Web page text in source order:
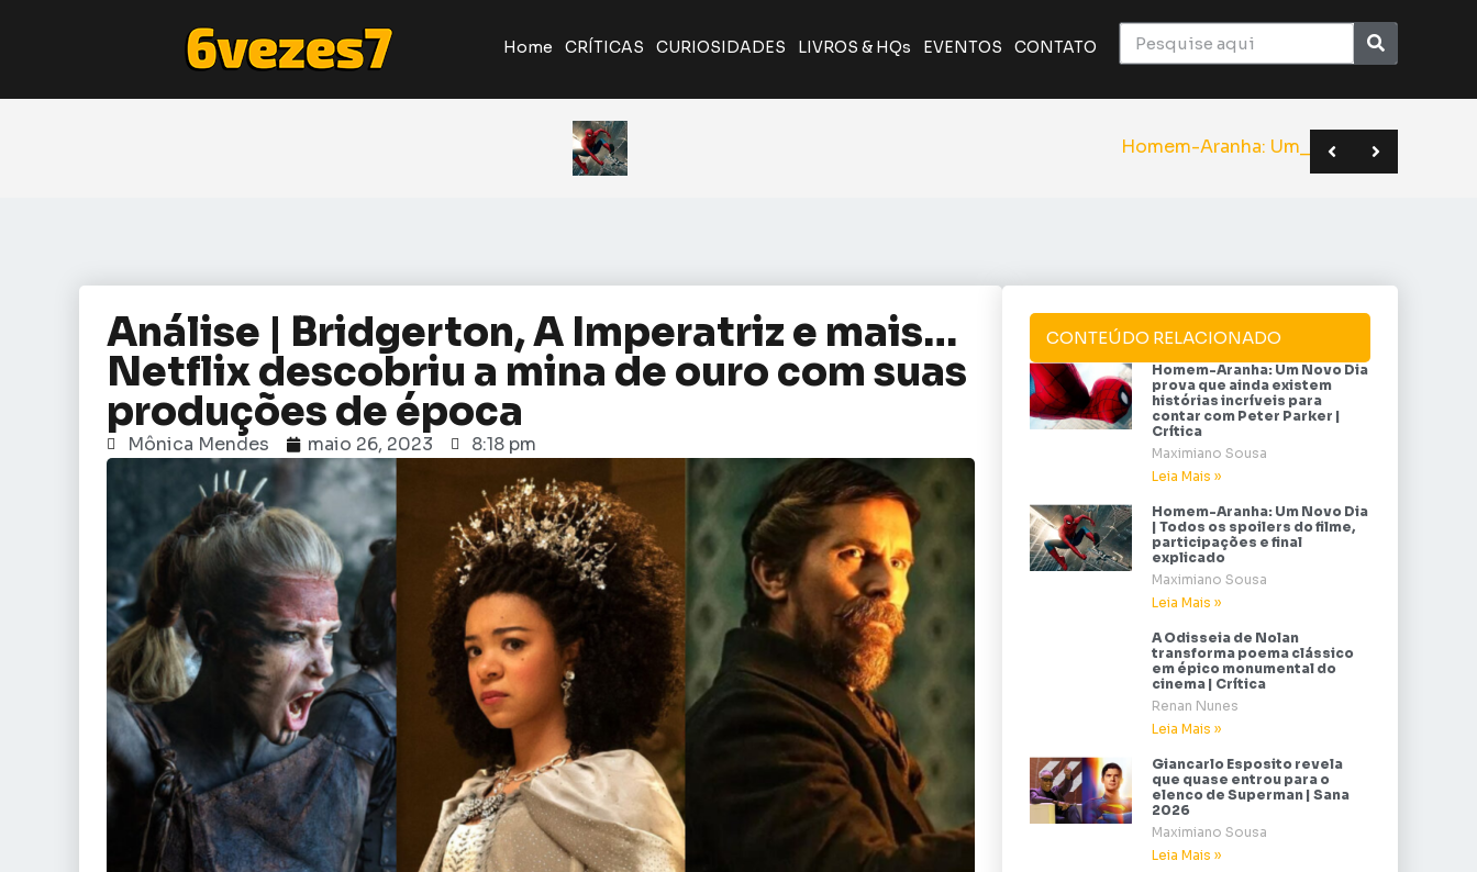
Home CRÍTICAS CURIOSIDADES LIVROS & HQs EVENTOS CONTATO
Homem-Aranha: Um Novo Dia | Todos os spoilers do filme, participa
A Odisseia de Nolan transforma poema clássico em épico monumental do cinema | Crítica
Giancarlo Esposito revela que quase entrou para o elenco de Superman | Sana 2026
Yu Yu Hakusho será relançado pela JBC em novo formato | Anime Friends
Análise | Bridgerton, A Imperatriz e mais…
Netflix descobriu a mina de ouro com suas
produções de época
Mônica Mendes maio 26, 2023 8:18 pm
CONTEÚDO RELACIONADO
Homem-Aranha: Um Novo Dia
prova que ainda existem
histórias incríveis para
contar com Peter Parker |
Crítica
Maximiano Sousa
Leia Mais »
Homem-Aranha: Um Novo Dia
| Todos os spoilers do filme,
participações e final
explicado
Maximiano Sousa
Leia Mais »
A Odisseia de Nolan
transforma poema clássico
em épico monumental do
cinema | Crítica
Renan Nunes
Leia Mais »
Giancarlo Esposito revela
que quase entrou para o
elenco de Superman | Sana
2026
Maximiano Sousa
Leia Mais »